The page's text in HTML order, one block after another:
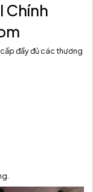
Chính
đầy đủ các thương